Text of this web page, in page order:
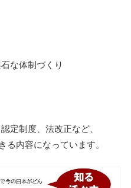
な体制づくり
定制度、法改正など、
る内容になっています。